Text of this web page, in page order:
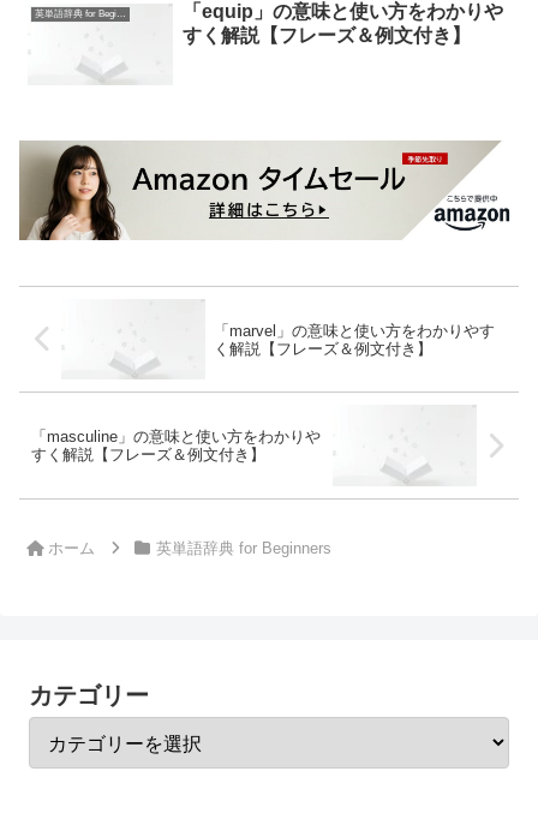
英単語辞典 for Beginners
「equip」の意味と使い方をわかりや
すく解説【フレーズ＆例文付き】
「marvel」の意味と使い方をわかりやす
く解説【フレーズ＆例文付き】
「masculine」の意味と使い方をわかりや
すく解説【フレーズ＆例文付き】
ホーム 英単語辞典 for Beginners
カテゴリー